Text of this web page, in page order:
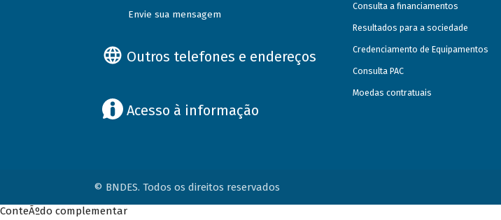
Envie sua mensagem
Outros telefones e endereços
Acesso à informação
Consulta a financiamentos
Resultados para a sociedade
Credenciamento de Equipamentos
Consulta PAC
Moedas contratuais
© BNDES. Todos os direitos reservados
ConteÃºdo complementar